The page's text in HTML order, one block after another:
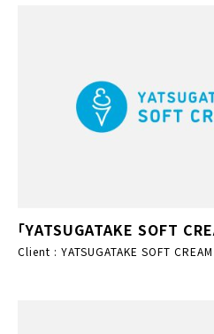
「YATSUGATAKE SOFT
Client : YATSUGATAKE SOFT